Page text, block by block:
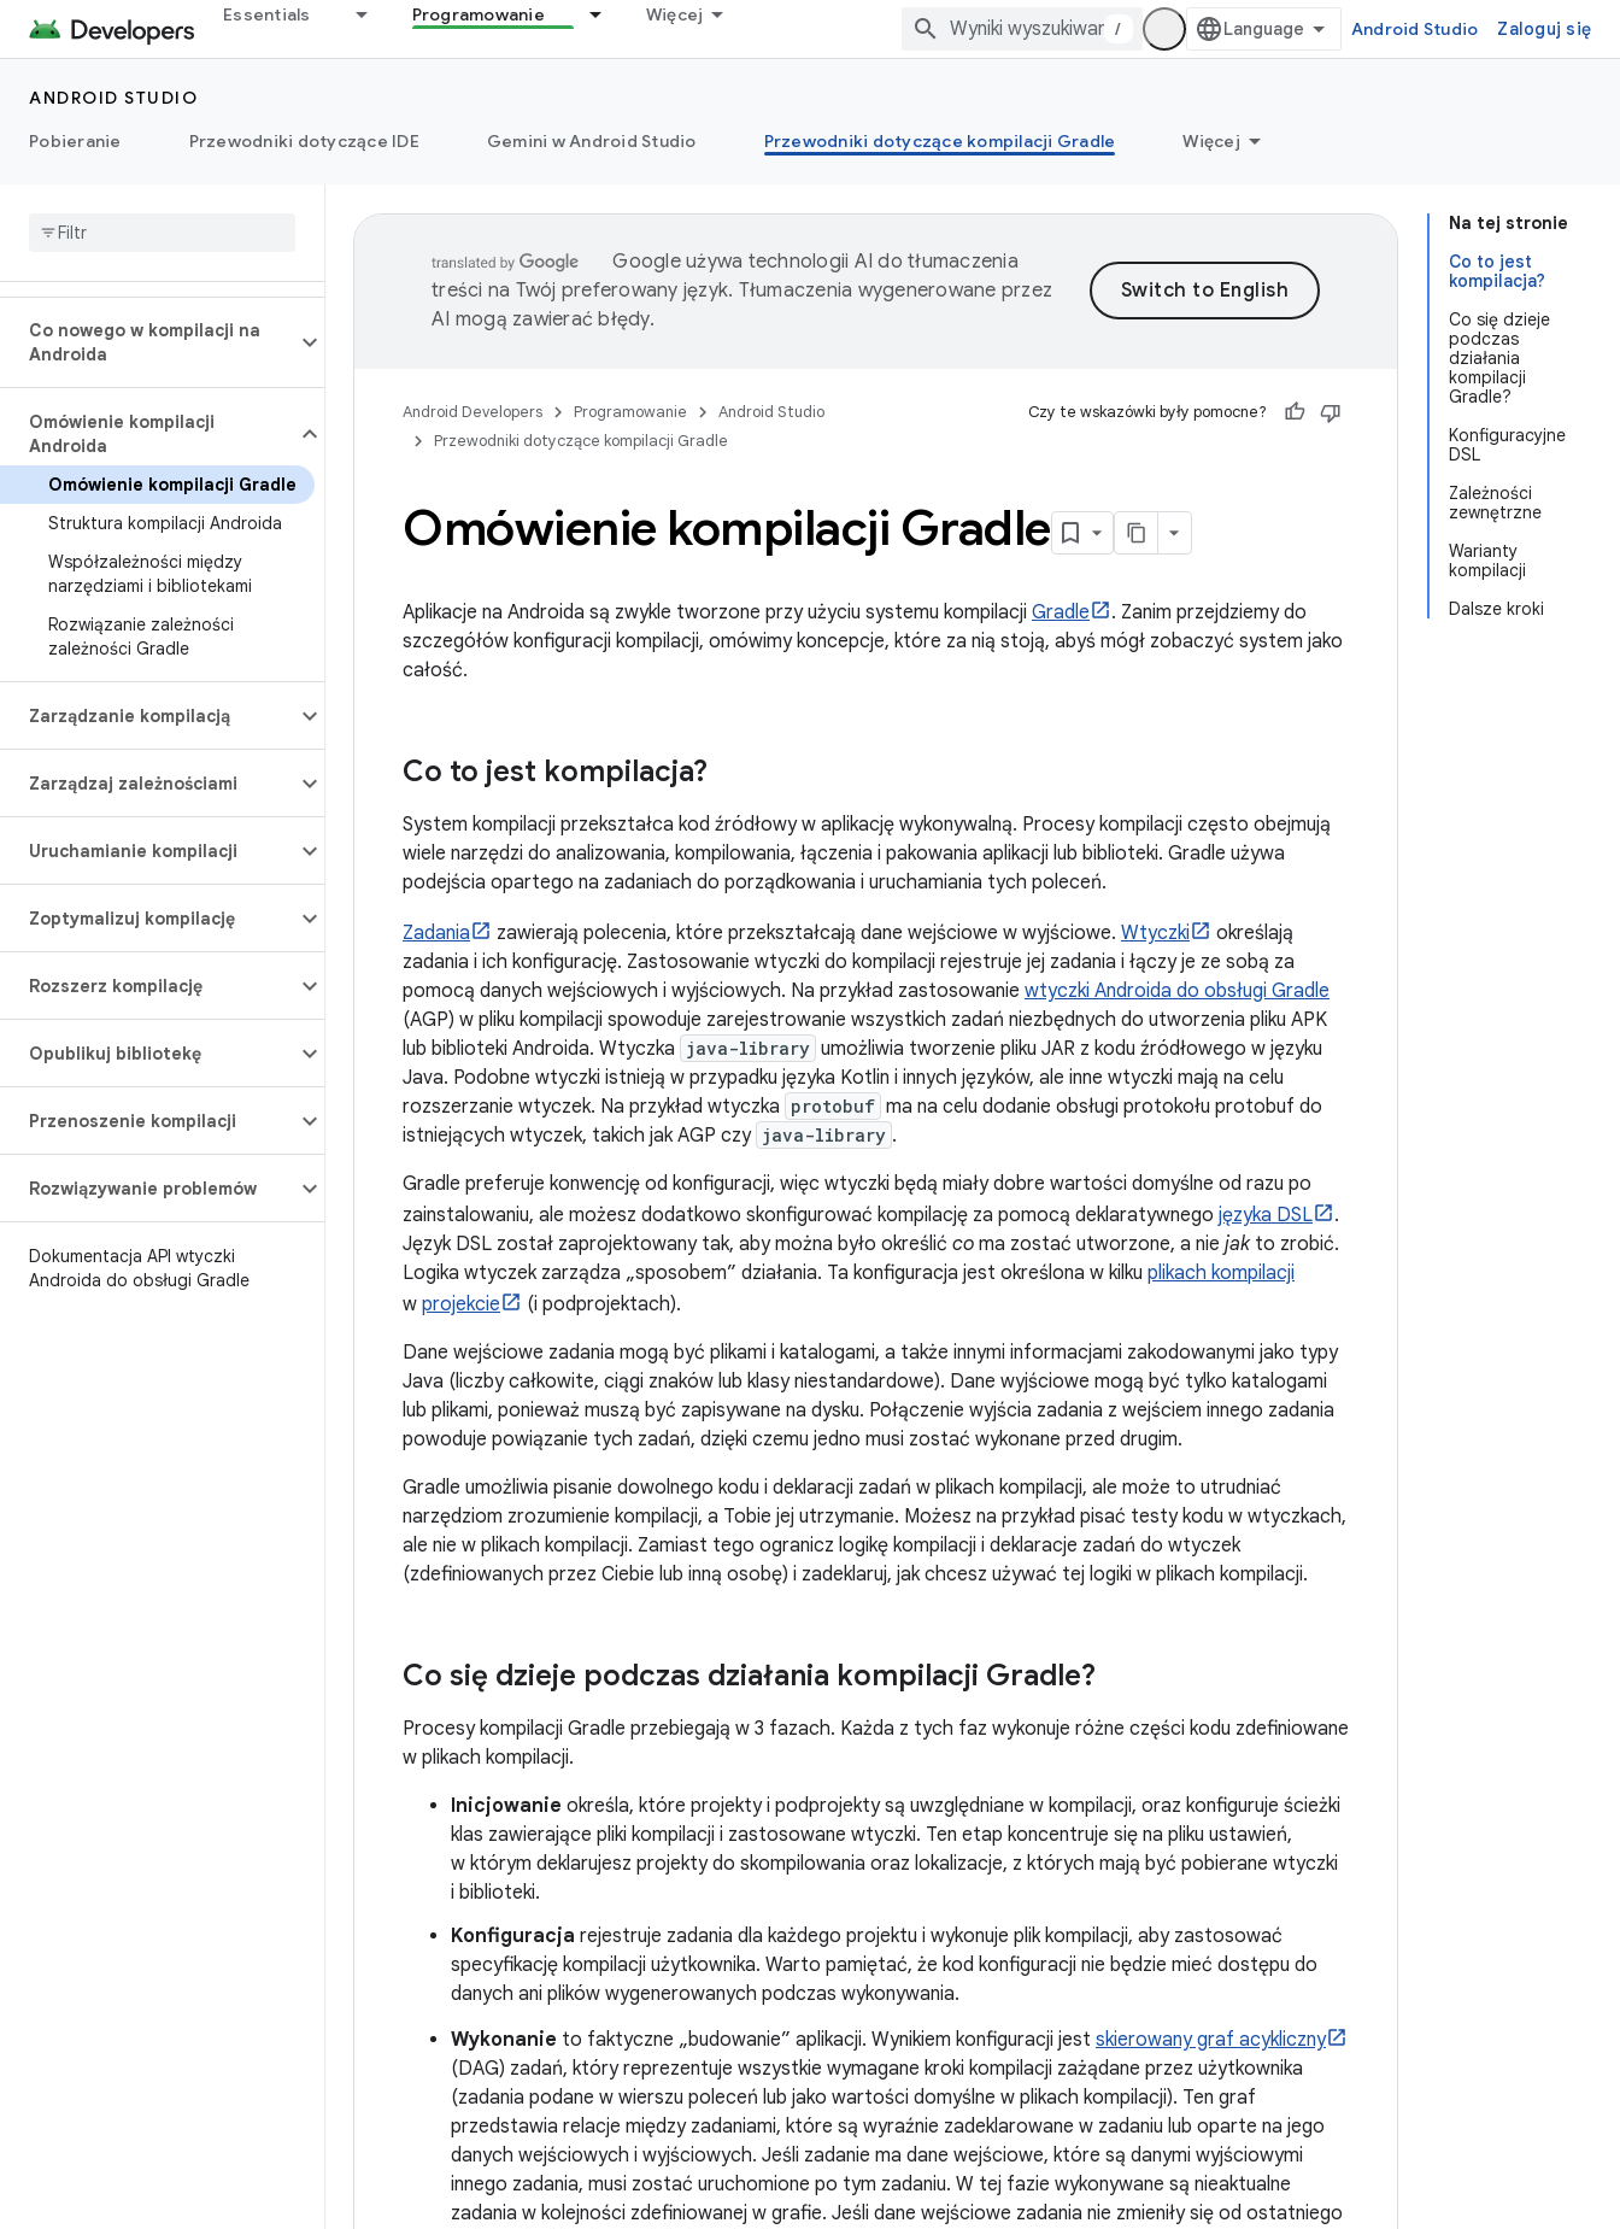
Essentials Programowanie Więcej
/ Android Studio Zaloguj się
ANDROID STUDIO
Pobieranie
Przewodniki dotyczące IDE Gemini w Android Studio Przewodniki dotyczące kompilacji Gradle Więcej
Co nowego w kompilacji na
Androida
Omówienie kompilacji
Androida
Omówienie kompilacji Gradle
Struktura kompilacji Androida
Współzależności między
narzędziami i bibliotekami
Rozwiązanie zależności
zależności Gradle
Zarządzanie kompilacją
Zarządzaj zależnościami
Uruchamianie kompilacji
Zoptymalizuj kompilację
Rozszerz kompilację
Opublikuj bibliotekę
Przenoszenie kompilacji
Rozwiązywanie problemów
Dokumentacja API wtyczki
Androida do obsługi Gradle
Na tej stronie
Co to jest
kompilacja?
Co się dzieje
podczas
działania
kompilacji
Gradle?
Konfiguracyjne
DSL
Zależności
zewnętrzne
Warianty
kompilacji
Dalsze kroki
Google używa technologii AI do tłumaczenia
treści na Twój preferowany język. Tłumaczenia wygenerowane przez
AI mogą zawierać błędy.
Android Developers Programowanie
Android Studio
Przewodniki dotyczące kompilacji Gradle
Czy te wskazówki były pomocne?
Omówienie kompilacji Gradle
Aplikacje na Androida są zwykle tworzone przy użyciu systemu kompilacji Gradle
. Zanim przejdziemy do
szczegółów konfiguracji kompilacji, omówimy koncepcje, które za nią stoją, abyś mógł zobaczyć system jako
całość.
Co to jest kompilacja?
System kompilacji przekształca kod źródłowy w aplikację wykonywalną. Procesy kompilacji często obejmują
wiele narzędzi do analizowania, kompilowania, łączenia i pakowania aplikacji lub biblioteki. Gradle używa
podejścia opartego na zadaniach do porządkowania i uruchamiania tych poleceń.
Zadania zawierają polecenia, które przekształcają dane wejściowe w wyjściowe. Wtyczki
określają
zadania i ich konfigurację. Zastosowanie wtyczki do kompilacji rejestruje jej zadania i łączy je ze sobą za
pomocą danych wejściowych i wyjściowych. Na przykład zastosowanie wtyczki Androida do obsługi Gradle
(AGP) w pliku kompilacji spowoduje zarejestrowanie wszystkich zadań niezbędnych do utworzenia pliku APK
lub biblioteki Androida. Wtyczka java-library umożliwia tworzenie pliku JAR z kodu źródłowego w języku
Java. Podobne wtyczki istnieją w przypadku języka Kotlin i innych języków, ale inne wtyczki mają na celu
rozszerzanie wtyczek. Na przykład wtyczka protobuf ma na celu dodanie obsługi protokołu protobuf do
istniejących wtyczek, takich jak AGP czy java-library .
Gradle preferuje konwencję od konfiguracji, więc wtyczki będą miały dobre wartości domyślne od razu po
zainstalowaniu, ale możesz dodatkowo skonfigurować kompilację za pomocą deklaratywnego języka DSL
.
Język DSL został zaprojektowany tak, aby można było określić co ma zostać utworzone, a nie jakto zrobić.
Logika wtyczek zarządza „sposobem” działania. Ta konfiguracja jest określona w kilku plikach kompilacji
w projekcie
(i podprojektach).
Dane wejściowe zadania mogą być plikami i katalogami, a także innymi informacjami zakodowanymi jako typy
Java (liczby całkowite, ciągi znaków lub klasy niestandardowe). Dane wyjściowe mogą być tylko katalogami
lub plikami, ponieważ muszą być zapisywane na dysku. Połączenie wyjścia zadania z wejściem innego zadania
powoduje powiązanie tych zadań, dzięki czemu jedno musi zostać wykonane przed drugim.
Gradle umożliwia pisanie dowolnego kodu i deklaracji zadań w plikach kompilacji, ale może to utrudniać
narzędziom zrozumienie kompilacji, a Tobie jej utrzymanie. Możesz na przykład pisać testy kodu w wtyczkach,
ale nie w plikach kompilacji. Zamiast tego ogranicz logikę kompilacji i deklaracje zadań do wtyczek
(zdefiniowanych przez Ciebie lub inną osobę) i zadeklaruj, jak chcesz używać tej logiki w plikach kompilacji.
Co się dzieje podczas działania kompilacji Gradle?
Procesy kompilacji Gradle przebiegają w 3 fazach. Każda z tych faz wykonuje różne części kodu zdefiniowane
w plikach kompilacji.
Inicjowanie określa, które projekty i podprojekty są uwzględniane w kompilacji, oraz konfiguruje ścieżki
klas zawierające pliki kompilacji i zastosowane wtyczki. Ten etap koncentruje się na pliku ustawień,
w którym deklarujesz projekty do skompilowania oraz lokalizacje, z których mają być pobierane wtyczki
i biblioteki.
Konfiguracja rejestruje zadania dla każdego projektu i wykonuje plik kompilacji, aby zastosować
specyfikację kompilacji użytkownika. Warto pamiętać, że kod konfiguracji nie będzie mieć dostępu do
danych ani plików wygenerowanych podczas wykonywania.
Wykonanie to faktyczne „budowanie” aplikacji. Wynikiem konfiguracji jest skierowany graf acykliczny
(DAG) zadań, który reprezentuje wszystkie wymagane kroki kompilacji zażądane przez użytkownika
(zadania podane w wierszu poleceń lub jako wartości domyślne w plikach kompilacji). Ten graf
przedstawia relacje między zadaniami, które są wyraźnie zadeklarowane w zadaniu lub oparte na jego
danych wejściowych i wyjściowych. Jeśli zadanie ma dane wejściowe, które są danymi wyjściowymi
innego zadania, musi zostać uruchomione po tym zadaniu. W tej fazie wykonywane są nieaktualne
zadania w kolejności zdefiniowanej w grafie. Jeśli dane wejściowe zadania nie zmieniły się od ostatniego